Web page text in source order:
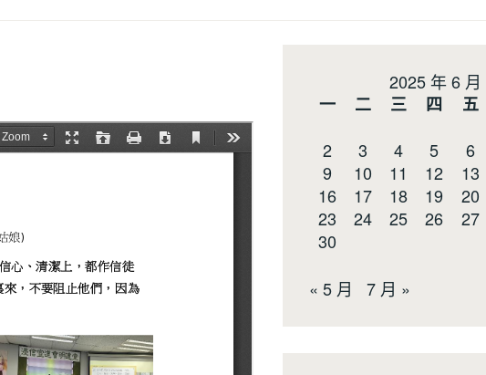
2025 年 6 月
一
二 三 四 五
2
3 4 5 6
9
10 11 12 13
16
17 18 19 20
23
24 25 26 27
30
« 5 月
7 月 »